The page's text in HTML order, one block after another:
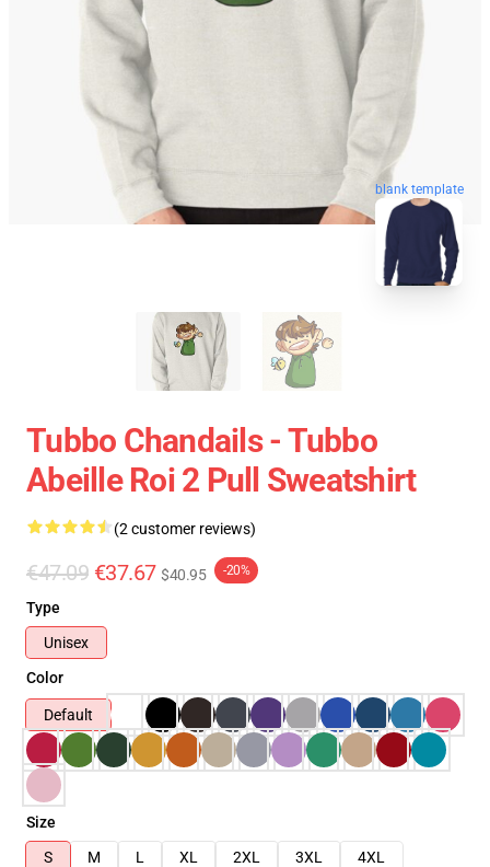
blank template
Tubbo Chandails - Tubbo
Abeille Roi 2 Pull Sweatshirt
(2 customer reviews)
€47.09 €37.67 $40.95 -20%
Type
Unisex
Color
Default
Size
S
M L XL 2XL 3XL
4XL